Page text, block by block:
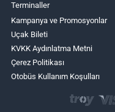
Terminaller
Kampanya ve Promosyonlar
Uçak Bileti
KVKK Aydınlatma Metni
Çerez Politikası
Otobüs Kullanım Koşulları